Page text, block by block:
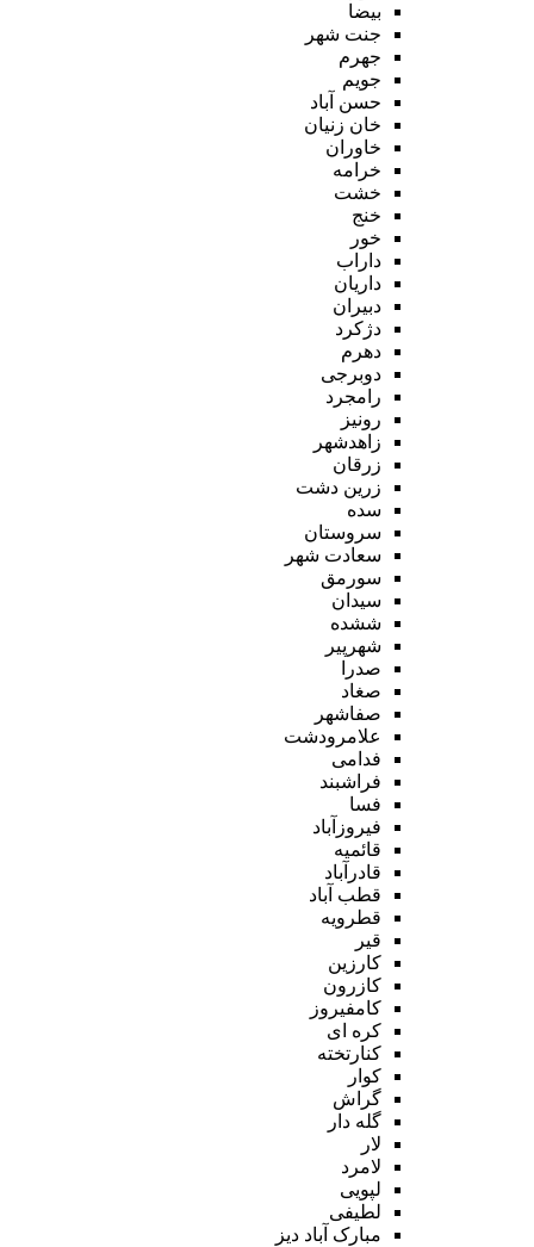
بیضا
جنت شهر
جهرم
جویم
حسن آباد
خان زنیان
خاوران
خرامه
خشت
خنج
خور
داراب
داریان
دبیران
دژکرد
دهرم
دوبرجی
رامجرد
رونیز
زاهدشهر
زرقان
زرین دشت
سده
سروستان
سعادت شهر
سورمق
سیدان
ششده
شهرپیر
صدرا
صغاد
صفاشهر
علامرودشت
فدامی
فراشبند
فسا
فیروزآباد
قائمیه
قادرآباد
قطب آباد
قطرویه
قیر
کارزین
کازرون
کامفیروز
کره ای
کنارتخته
کوار
گراش
گله دار
لار
لامرد
لپویی
لطیفی
مبارک آباد دیز